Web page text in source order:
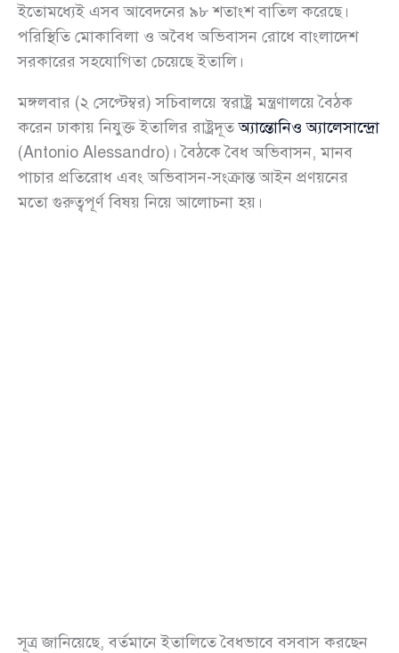
ইতোমধ্যেই এসব আবেদনের ৯৮ শতাংশ বাতিল করেছে।
পরিস্থিতি মোকাবিলা ও অবৈধ অভিবাসন রোধে বাংলাদেশ
সরকারের সহযোগিতা চেয়েছে ইতালি।
মঙ্গলবার (২ সেপ্টেম্বর) সচিবালয়ে স্বরাষ্ট্র মন্ত্রণালয়ে বৈঠক
করেন ঢাকায় নিযুক্ত ইতালির রাষ্ট্রদূতঅ্যান্তোনিও অ্যালেসান্দ্রো
(Antonio Alessandro)। বৈঠকে বৈধ অভিবাসন, মানব
পাচার প্রতিরোধ এবং অভিবাসন-সংক্রান্ত আইন প্রণয়নের
মতো গুরুত্বপূর্ণ বিষয় নিয়ে আলোচনা হয়।
সূত্র জানিয়েছে, বর্তমানে ইতালিতে বৈধভাবে বসবাস করছেন